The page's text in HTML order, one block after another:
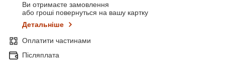
Ви отримаєте замовлення
або гроші повернуться на вашу картку
Детальніше
Оплатити частинами
Післяплата